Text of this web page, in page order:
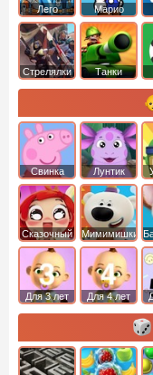
Лего Марио
Стрелялки Танки
Свинка
Пеппа
Лунтик
Сказочный
патруль
Мимимишки
Для 3 лет Для 4 лет